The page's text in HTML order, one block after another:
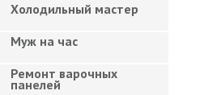
Холодильный мастер
Муж на час
Ремонт варочных
панелей